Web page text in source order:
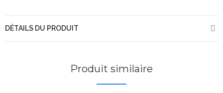
DÉTAILS DU PRODUIT
Produit similaire